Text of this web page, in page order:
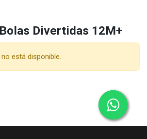
Divertidas 12M+
está disponible.